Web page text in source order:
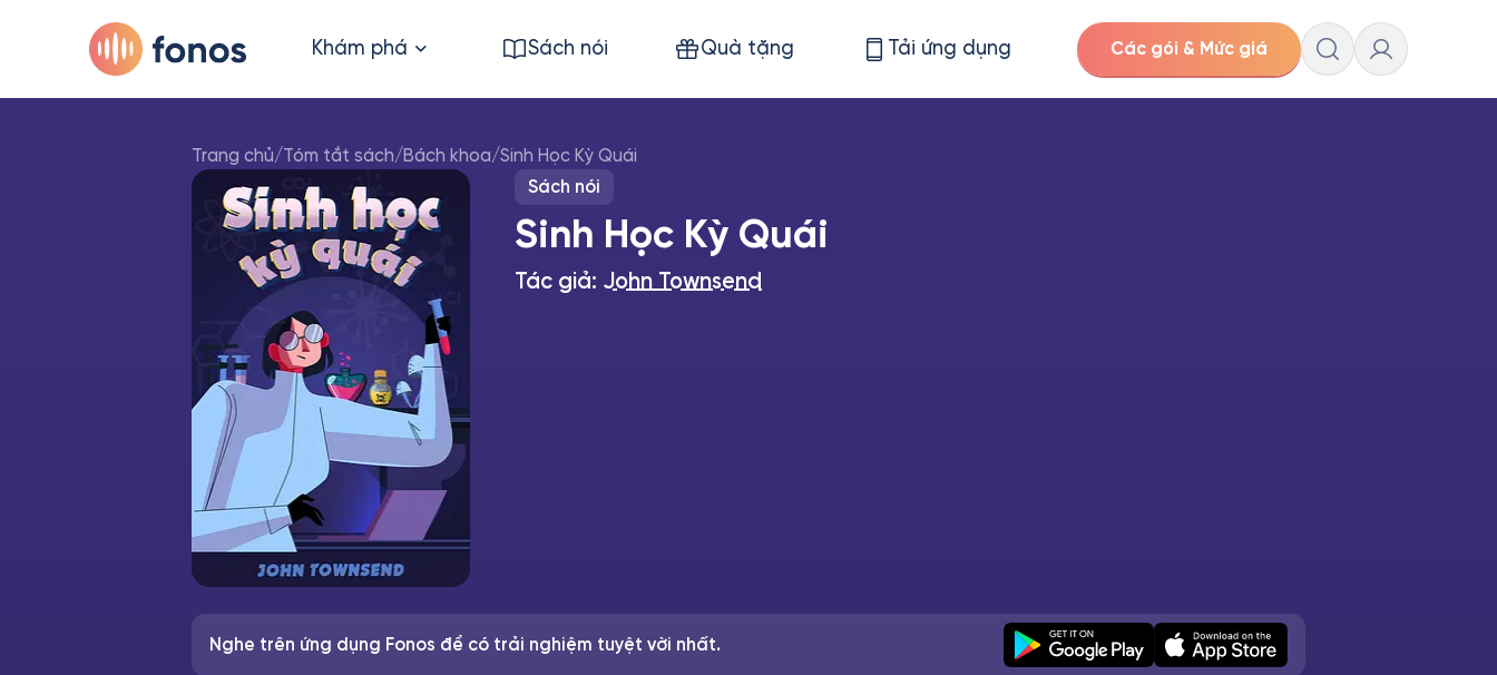
Khám phá Sách nói Quà tặng Tải ứng dụng Các gói & Mức giá
Trang chủ/Tóm tắt sách/Bách khoa/Sinh Học Kỳ Quái
Sách nói
Sinh Học Kỳ Quái
Tác giả: John Townsend
Nghe trên ứng dụng Fonos để có trải nghiệm tuyệt vời nhất.